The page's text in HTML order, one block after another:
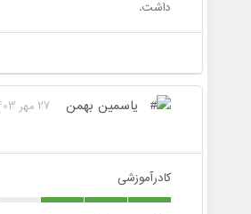
داشت.
یاسمین بهمن
27 مهر 1403 ساعت 12:46
کادرآموزشی